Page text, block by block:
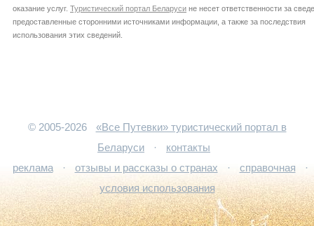
оказание услуг. Туристический портал Беларуси не несет ответственности за
предоставленные сторонними источниками информации, а также за последствия
использования этих сведений.
© 2005-2026
«Все Путевки» туристический портал в
Беларуси
·
контакты
реклама
· отзывы и рассказы о странах · справочная
·
условия использования